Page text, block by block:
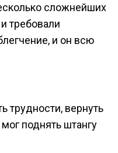
сложнейших
требовали
и он всю
трудности, вернуть
поднять штангу